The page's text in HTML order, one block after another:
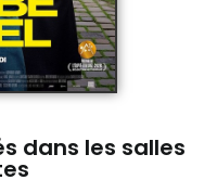
dans les salles